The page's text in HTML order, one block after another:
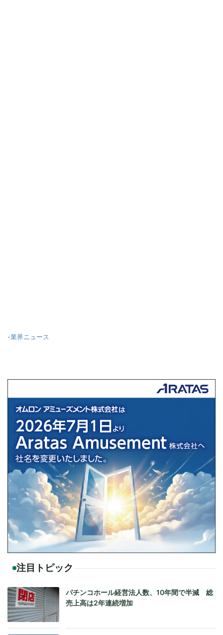
-業界ニュース
注目トピック
パチンコホール経営法人数、10年間で半減 総
売上高は2年連続増加